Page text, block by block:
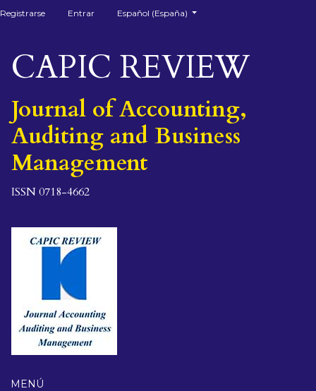
Registrarse Entrar Español (España)
CAPIC REVIEW
Journal of Accounting,
Auditing and Business
Management
ISSN 0718-4662
MENÚ